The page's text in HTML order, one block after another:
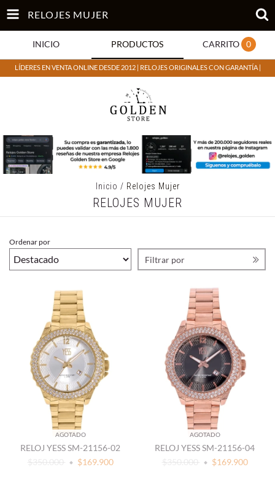
RELOJES MUJER
INICIO PRODUCTOS CARRITO 0
LÍDERES EN VENTA ONLINE DESDE 2012 | RELOJES ORIGINALES CON GARANTÍA |
Inicio / Relojes Mujer
RELOJES MUJER
Ordenar por
Filtrar por
AGOTADO
RELOJ YESS SM-21156-02
$350.000
$169.900
AGOTADO
RELOJ YESS SM-21156-04
$350.000
$169.900